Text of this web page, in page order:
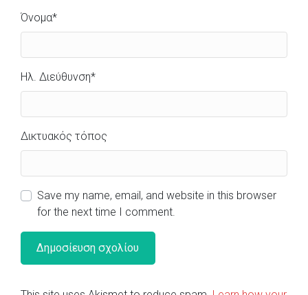
Όνομα*
Ηλ. Διεύθυνση*
Δικτυακός τόπος
Save my name, email, and website in this browser
for the next time I comment.